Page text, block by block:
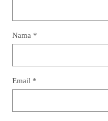
Nama *
Email *